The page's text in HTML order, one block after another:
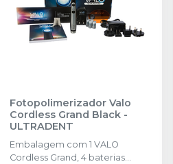
Fotopolimerizador Valo
Cordless Grand Black -
ULTRADENT
Embalagem com 1 VALO
Cordless Grand, 4 baterias